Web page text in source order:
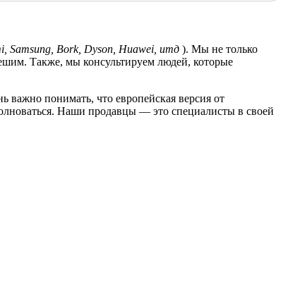
Samsung, Bork, Dyson, Huawei, итд ). Мы не только
Также, мы консультируем людей, которые
понимать, что европейская версия от
Наши продавцы — это специалисты в своей